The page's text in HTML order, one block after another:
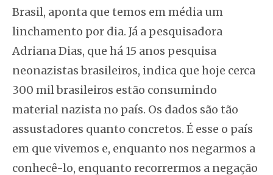
Brasil, aponta que temos em média um
linchamento por dia. Já a pesquisadora
Adriana Dias, que há 15 anos pesquisa
neonazistas brasileiros, indica que hoje cerca
300 mil brasileiros estão consumindo
material nazista no país. Os dados são tão
assustadores quanto concretos. É esse o país
em que vivemos e, enquanto nos negarmos a
conhecê-lo, enquanto recorrermos a negação